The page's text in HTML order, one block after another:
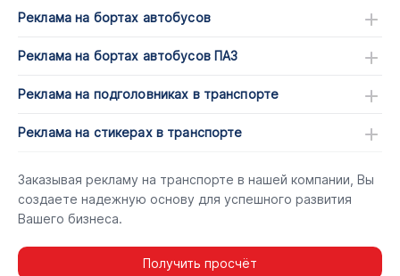
Реклама на бортах автобусов
Реклама на бортах автобусов ПАЗ
Реклама на подголовниках в транспорте
Реклама на стикерах в транспорте
Заказывая рекламу на транспорте в нашей компании, Вы
создаете надежную основу для успешного развития
Вашего бизнеса.
Получить просчёт